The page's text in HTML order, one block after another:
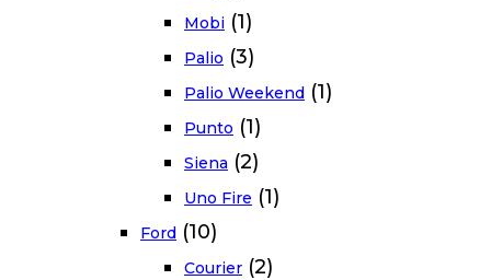
Mobi (1)
Palio (3)
Palio Weekend (1)
Punto (1)
Siena (2)
Uno Fire (1)
Ford (10)
Courier (2)